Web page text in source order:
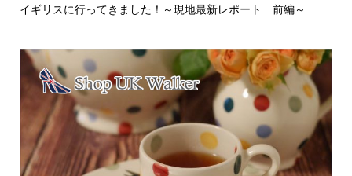
イギリスに行ってきました！～現地最新レポート 前編～